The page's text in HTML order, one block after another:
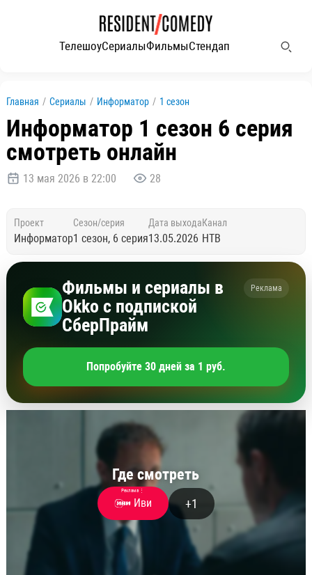
ТелешоуСериалыФильмыСтендап
Главная / Сериалы / Информатор / 1 сезон
Информатор 1 сезон 6 серия
смотреть онлайн
13 мая 2026 в 22:00 28
Проект
Информатор
Сезон/серия
1 сезон, 6 серия
Дата выхода
13.05.2026
Канал
НТВ
Фильмы и сериалы в
Okko с подпиской
СберПрайм
Реклама
Попробуйте 30 дней за 1 руб.
Где смотреть
Реклама ⋮
Иви +1